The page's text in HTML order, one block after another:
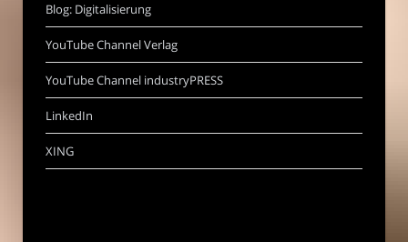
Blog: Digitalisierung
YouTube Channel Verlag
YouTube Channel industryPRESS
LinkedIn
XING